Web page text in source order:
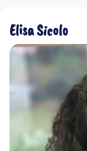
Elisa Sicolo